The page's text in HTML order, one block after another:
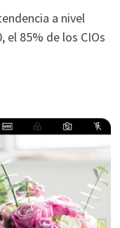
a nivel
el 85% de los CIOs